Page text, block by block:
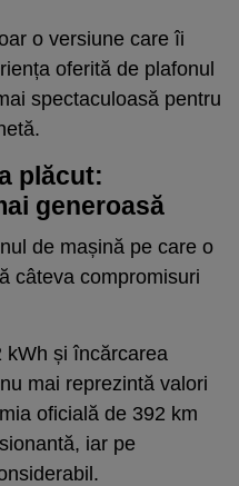
o versiune care îi
oferită de plafonul
spectaculoasă pentru
plăcut:
generoasă
de mașină pe care o
câteva compromisuri
kWh și încărcarea
mai reprezintă valori
oficială de 392 km
iar pe